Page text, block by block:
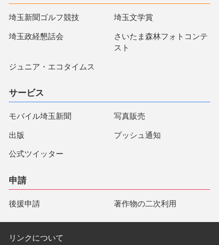
埼玉新聞ゴルフ競技 埼玉文学賞
埼玉政経懇話会
さいたま森林フォトコンテ
スト
ジュニア・エコタイムス
サービス
モバイル埼玉新聞 写真販売
出版 プッシュ通知
公式ツイッター
申請
後援申請 著作物の二次利用
リンクについて